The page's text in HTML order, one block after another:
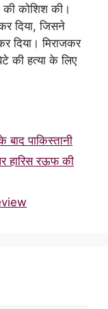
की कोशिश की।
दिया, जिसने
दिया। मिराजकर
की हत्या के लिए
पाकिस्तानी
हारिस रऊफ की